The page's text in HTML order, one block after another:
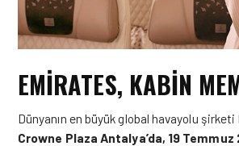
EMIRATES, KABIN
Dünyanın en büyük global havayolu
Crowne Plaza Antalya’da, 19